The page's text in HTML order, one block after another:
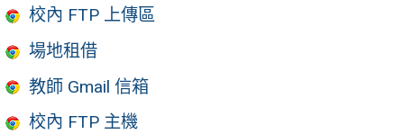
校內 FTP 上傳區
場地租借
教師 Gmail 信箱
校內 FTP 主機